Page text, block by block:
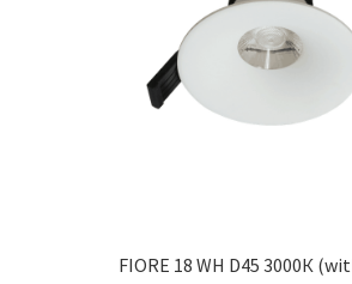
FIORE 18 WH D45 3000К